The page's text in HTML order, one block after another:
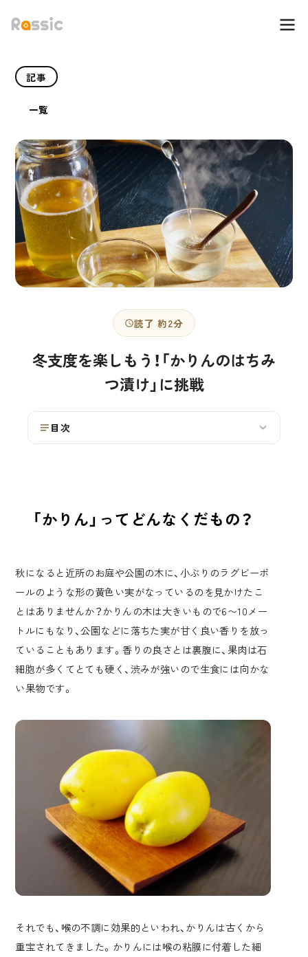
記事
一覧
読了 約2分
冬支度を楽しもう！「かりんのはちみ
つ漬け」に挑戦
目次 ›
「かりん」ってどんなくだもの？
秋になると近所のお庭や公園の木に、小ぶりのラグビーボ
ールのような形の黄色い実がなっているのを見かけたこ
とはありませんか？かりんの木は大きいもので6〜10メー
トルにもなり、公園などに落ちた実が甘く良い香りを放っ
ていることもあります。香りの良さとは裏腹に、果肉は石
細胞が多くてとても硬く、渋みが強いので生食には向かな
い果物です。
それでも、喉の不調に効果的といわれ、かりんは古くから
重宝されてきました。かりんには喉の粘膜に付着した細